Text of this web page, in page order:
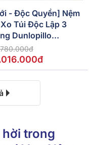
- Độc Quyền] Nệm
Túi Độc Lập 3
Dunlopillo
Powerful
hời trong